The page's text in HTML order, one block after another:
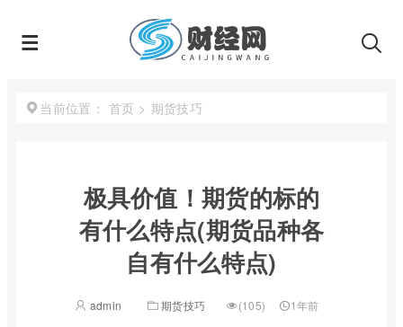
当前位置： 首页 > 期货技巧
极具价值！期货的标的
有什么特点(期货品种各
自有什么特点)
admin 期货技巧 (105) 1年前